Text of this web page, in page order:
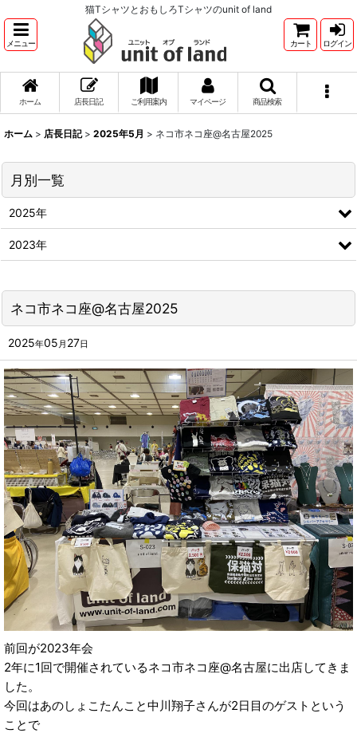
猫TシャツとおもしろTシャツのunit of land
メニュー カート ログイン
ホーム 店長日記 ご利用案内 マイページ 商品検索
ホーム > 店長日記 > 2025年5月 > ネコ市ネコ座@名古屋2025
ネコ市ネコ座@名古屋2025
2025年05 月 27日
前回が2023年会
2年に1回で開催されているネコ市ネコ座@名古屋に出店してきま
した。
今回はあのしょこたんこと中川翔子さんが2日目のゲストという
ことで
月別一覧
2025年
2023年